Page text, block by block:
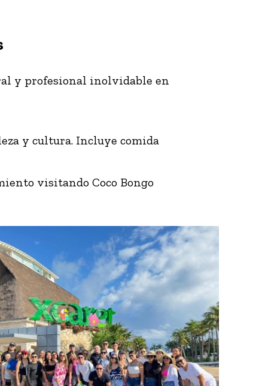
y profesional inolvidable en
y cultura. Incluye comida
visitando Coco Bongo